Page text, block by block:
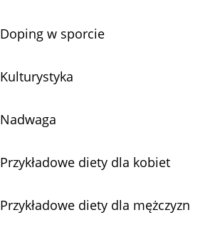
Doping w sporcie
Kulturystyka
Nadwaga
Przykładowe diety dla kobiet
Przykładowe diety dla mężczyzn